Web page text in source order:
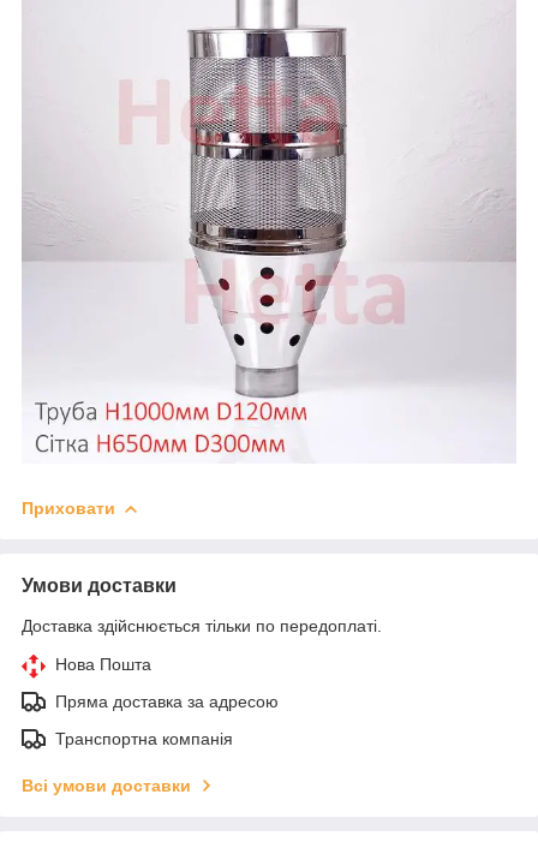
Приховати
Умови доставки
Доставка здійснюється тільки по передоплаті.
Нова Пошта
Пряма доставка за адресою
Транспортна компанія
Всі умови доставки